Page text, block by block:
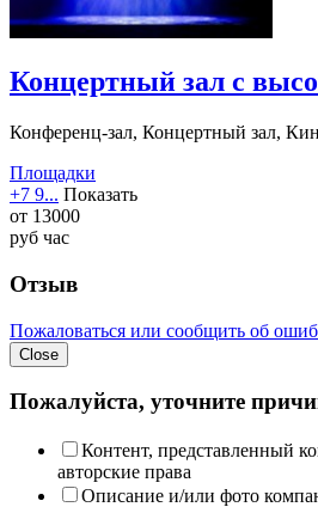
Концертный зал с
Конференц-зал, Концертный зал,
Площадки
+7 9... Показать
от 13000
руб час
Отзыв
Пожаловаться или сообщить об
Close
Пожалуйста, уточните
Контент, представленный
авторские права
Описание и/или фото